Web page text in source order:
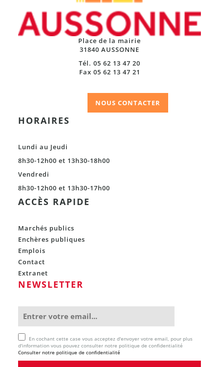
Place de la mairie
31840 AUSSONNE
Tél. 05 62 13 47 20
Fax 05 62 13 47 21
NOUS CONTACTER
HORAIRES
Lundi au Jeudi
8h30-12h00 et 13h30-18h00
Vendredi
8h30-12h00 et 13h30-17h00
ACCÈS RAPIDE
Marchés publics
Enchères publiques
Emplois
Contact
Extranet
NEWSLETTER
En cochant cette case vous acceptez d'envoyer votre email, pour plus
d'information vous pouvez consulter notre politique de confidentialité
Consulter notre politique de confidentialité